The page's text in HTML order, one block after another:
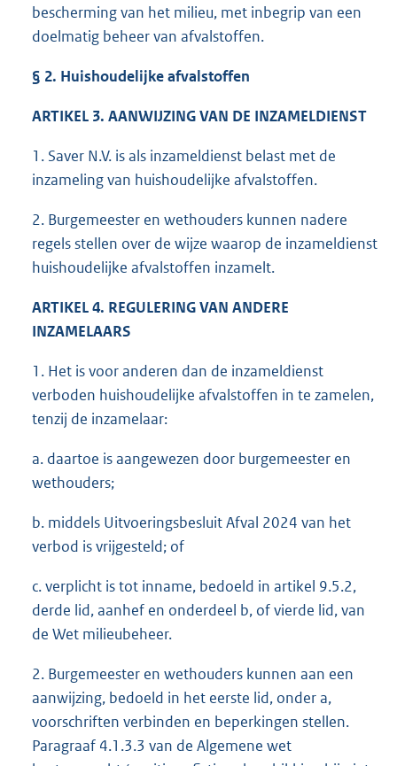
bescherming van het milieu, met inbegrip van een
doelmatig beheer van afvalstoffen.
§ 2. Huishoudelijke afvalstoffen
ARTIKEL 3. AANWIJZING VAN DE INZAMELDIENST
1. Saver N.V. is als inzameldienst belast met de
inzameling van huishoudelijke afvalstoffen.
2. Burgemeester en wethouders kunnen nadere
regels stellen over de wijze waarop de inzameldienst
huishoudelijke afvalstoffen inzamelt.
ARTIKEL 4. REGULERING VAN ANDERE
INZAMELAARS
1. Het is voor anderen dan de inzameldienst
verboden huishoudelijke afvalstoffen in te zamelen,
tenzij de inzamelaar:
a. daartoe is aangewezen door burgemeester en
wethouders;
b. middels Uitvoeringsbesluit Afval 2024 van het
verbod is vrijgesteld; of
c. verplicht is tot inname, bedoeld in artikel 9.5.2,
derde lid, aanhef en onderdeel b, of vierde lid, van
de Wet milieubeheer.
2. Burgemeester en wethouders kunnen aan een
aanwijzing, bedoeld in het eerste lid, onder a,
voorschriften verbinden en beperkingen stellen.
Paragraaf 4.1.3.3 van de Algemene wet